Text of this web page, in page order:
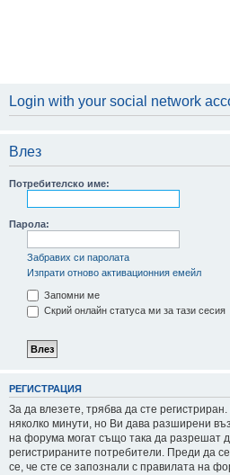
Login with your social network
Влез
Потребителско име:
Парола:
Забравих си паролата
Изпрати отново активационния емейл
Запомни ме
Скрий онлайн статуса ми за тази сесия
РЕГИСТРАЦИЯ
За да влезете, трябва да сте
няколко минути, но Ви дава разширени
на форума могат също така да разрешат
регистрираните потребители. Преди да
се, че сте се запознали с правилата на